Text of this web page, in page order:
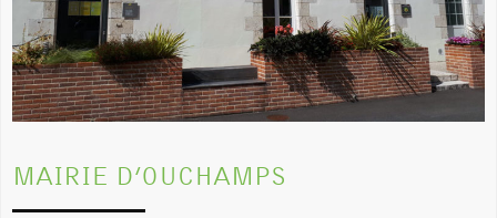
MAIRIE D’OUCHAMPS